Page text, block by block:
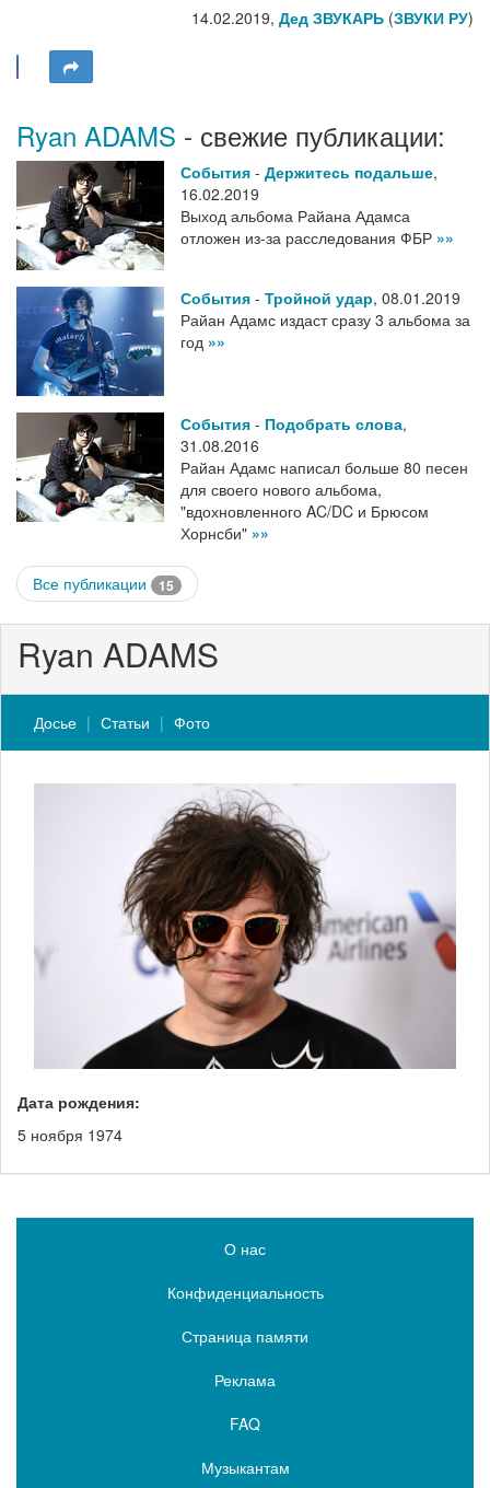
14.02.2019, Дед ЗВУКАРЬ (ЗВУКИ РУ)
Ryan ADAMS - свежие публикации:
События - Держитесь подальше,
16.02.2019
Выход альбома Райана Адамса
отложен из-за расследования ФБР »»
События - Тройной удар, 08.01.2019
Райан Адамс издаст сразу 3 альбома за
год »»
События - Подобрать слова,
31.08.2016
Райан Адамс написал больше 80 песен
для своего нового альбома,
"вдохновленного AC/DC и Брюсом
Хорнсби" »»
Все публикации 15
Ryan ADAMS
Досье Статьи Фото
Дата рождения:
5 ноября 1974
О нас
Конфиденциальность
Страница памяти
Реклама
FAQ
Музыкантам